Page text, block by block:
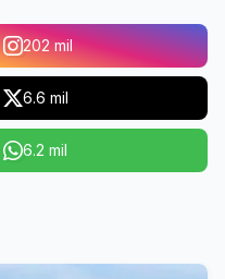
202 mil
6.6 mil
6.2 mil